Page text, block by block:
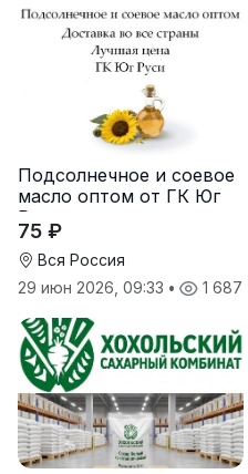
Подсолнечное и соевое
масло оптом от ГК Юг
Руси
75 ₽
Вся Россия
29 июн 2026, 09:33 • 1 687